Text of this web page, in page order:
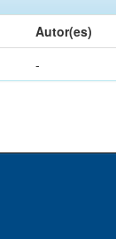
Autor(es)
-